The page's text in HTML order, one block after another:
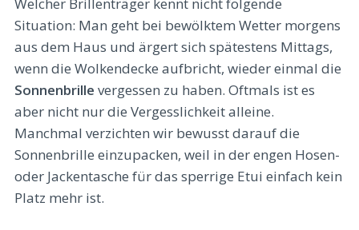
Situation: Man geht bei bewölktem Wetter morgens
aus dem Haus und ärgert sich spätestens Mittags,
wenn die Wolkendecke aufbricht, wieder einmal die
Sonnenbrille vergessen zu haben. Oftmals ist es
aber nicht nur die Vergesslichkeit alleine.
Manchmal verzichten wir bewusst darauf die
Sonnenbrille einzupacken, weil in der engen Hosen-
oder Jackentasche für das sperrige Etui einfach kein
Platz mehr ist.